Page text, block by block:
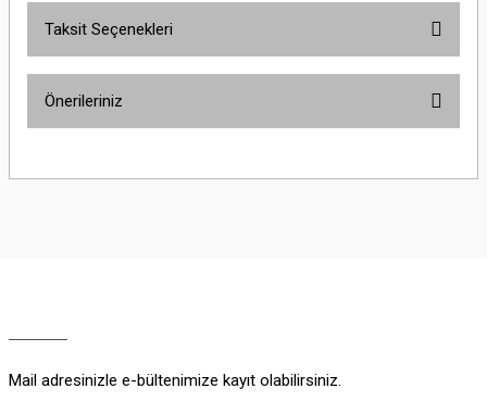
Taksit Seçenekleri
Önerileriniz
yetersiz gördüğünüz noktaları öneri formunu kullanarak tarafımıza
Bu ürüne benzer farklı alternatifler olmalı.
Mail adresinizle e-bültenimize kayıt olabilirsiniz.